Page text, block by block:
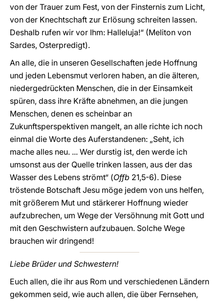
von der Trauer zum Fest, von der Finsternis zum Licht,
von der Knechtschaft zur Erlösung schreiten lassen.
Deshalb rufen wir vor Ihm: Halleluja!“ (Meliton von
Sardes, Osterpredigt).
An alle, die in unseren Gesellschaften jede Hoffnung
und jeden Lebensmut verloren haben, an die älteren,
niedergedrückten Menschen, die in der Einsamkeit
spüren, dass ihre Kräfte abnehmen, an die jungen
Menschen, denen es scheinbar an
Zukunftsperspektiven mangelt, an alle richte ich noch
einmal die Worte des Auferstandenen: „Seht, ich
mache alles neu. ... Wer durstig ist, den werde ich
umsonst aus der Quelle trinken lassen, aus der das
Wasser des Lebens strömt“ (Offb 21,5-6). Diese
tröstende Botschaft Jesu möge jedem von uns helfen,
mit größerem Mut und stärkerer Hoffnung wieder
aufzubrechen, um Wege der Versöhnung mit Gott und
mit den Geschwistern aufzubauen. Solche Wege
brauchen wir dringend!
Liebe Brüder und Schwestern!
Euch allen, die ihr aus Rom und verschiedenen Ländern
gekommen seid, wie auch allen, die über Fernsehen,